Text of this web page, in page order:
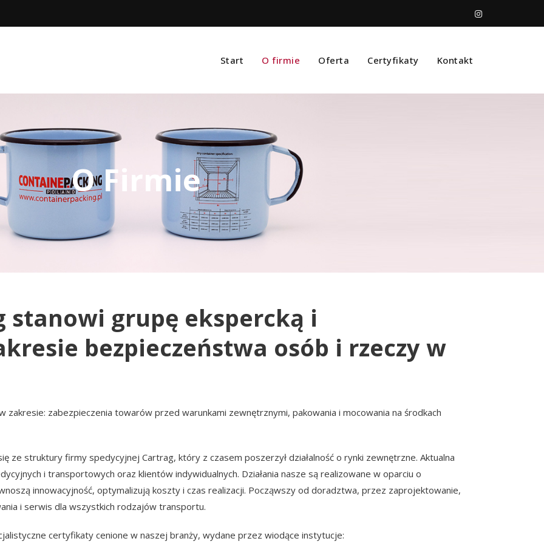
Start
O firmie Oferta Certyfikaty Kontakt
O Firmie
stanowi grupę ekspercką i
bezpieczeństwa osób i rzeczy w
zabezpieczenia towarów przed warunkami zewnętrznymi, pakowania i mocowania na środkach
ze struktury firmy spedycyjnej Cartrag, który z czasem poszerzył działalność o rynki zewnętrzne. Aktualna
i transportowych oraz klientów indywidualnych. Działania nasze są realizowane w oparciu o
innowacyjność, optymalizują koszty i czas realizacji. Począwszy od doradztwa, przez zaprojektowanie,
i serwis dla wszystkich rodzajów transportu.
certyfikaty cenione w naszej branży, wydane przez wiodące instytucje: